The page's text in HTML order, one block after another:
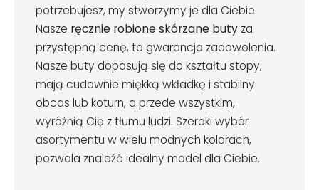
potrzebujesz, my stworzymy je dla Ciebie.
Nasze ręcznie robione skórzane buty za
przystępną cenę, to gwarancja zadowolenia.
Nasze buty dopasują się do kształtu stopy,
mają cudownie miękką wkładkę i stabilny
obcas lub koturn, a przede wszystkim,
wyróżnią Cię z tłumu ludzi. Szeroki wybór
asortymentu w wielu modnych kolorach,
pozwala znaleźć idealny model dla Ciebie.